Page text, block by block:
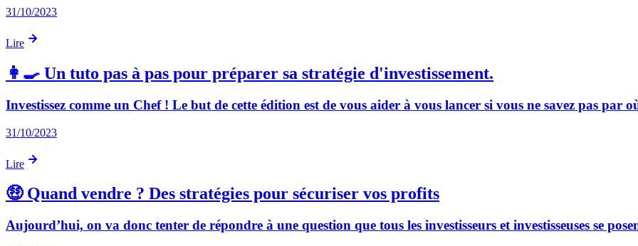
31/10/2023
Lire
👩‍🍳 Un tuto pas à pas pour préparer sa stratégie d'investissement.
Investissez comme un Chef ! Le but de cette édition est de vous aider à vous lancer si vous ne savez pas par
31/10/2023
Lire
🤑 Quand vendre ? Des stratégies pour sécuriser vos profits
Aujourd’hui, on va donc tenter de répondre à une question que tous les investisseurs et investisseuses se